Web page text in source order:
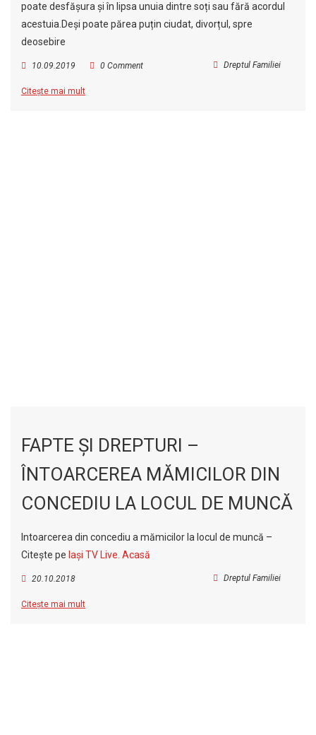
poate desfășura și în lipsa unuia dintre soți sau fără acordul
acestuia.Deși poate părea puțin ciudat, divorțul, spre
deosebire
10.09.2019 Dreptul Familiei
0 Comment
Citește mai mult
FAPTE ȘI DREPTURI –
ÎNTOARCEREA MĂMICILOR DIN
CONCEDIU LA LOCUL DE MUNCĂ
Intoarcerea din concediu a mămicilor la locul de muncă –
Citește pe Iași TV Live. Acasă
20.10.2018 Dreptul Familiei
Citește mai mult